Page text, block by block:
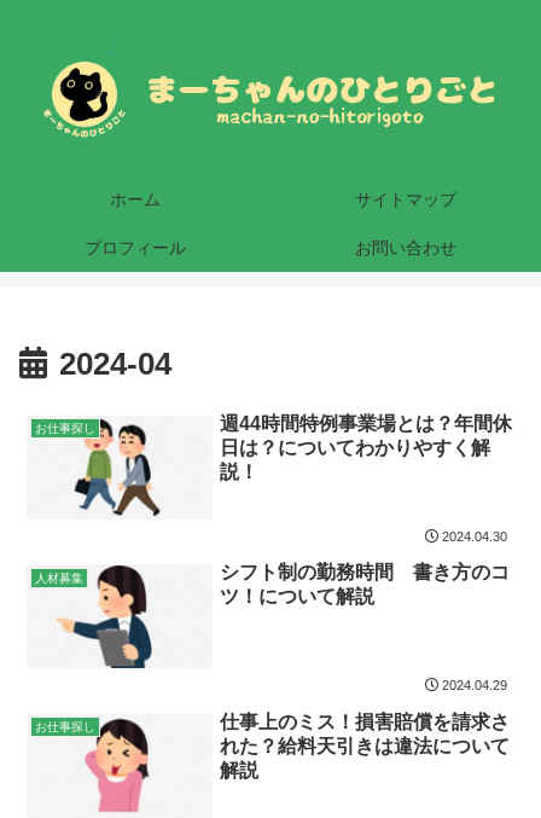
ホーム サイトマップ
プロフィール お問い合わせ
2024-04
お仕事探し
週44時間特例事業場とは？年間休
日は？についてわかりやすく解
説！
2024.04.30
人材募集
シフト制の勤務時間 書き方のコ
ツ！について解説
2024.04.29
お仕事探し
仕事上のミス！損害賠償を請求さ
れた？給料天引きは違法について
解説